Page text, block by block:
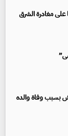
على مغادرة الشرق
بسبب وفاة والده